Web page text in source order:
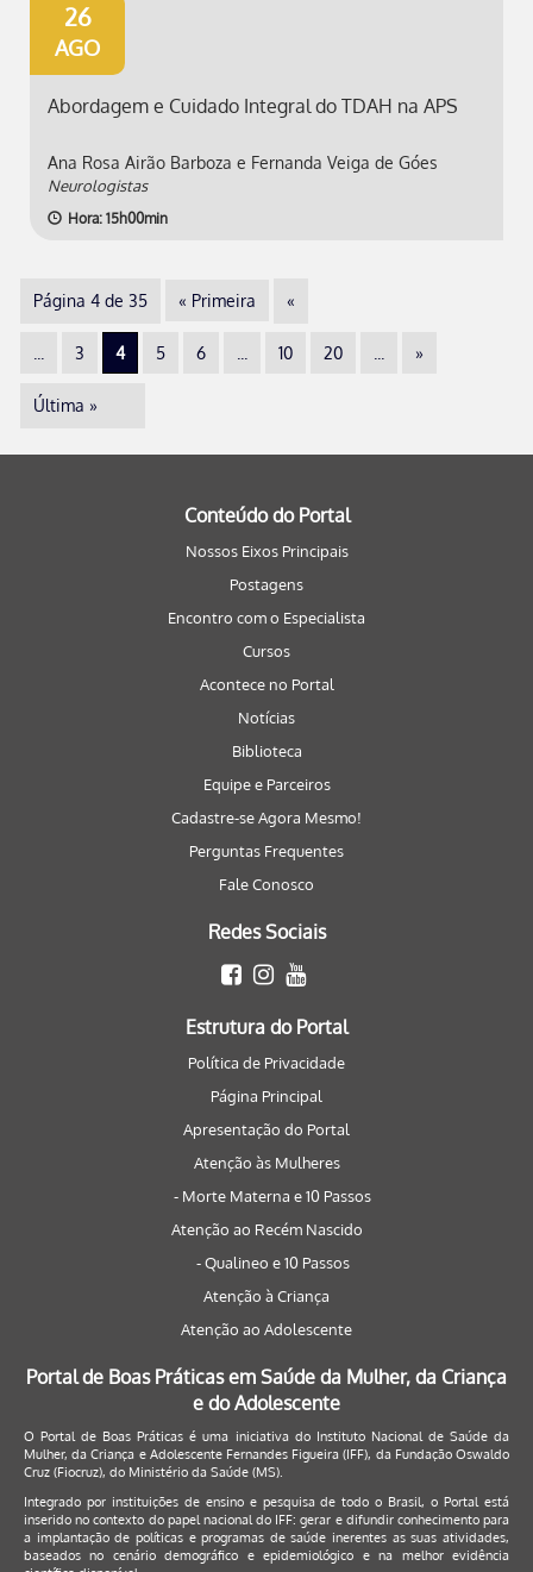
26
AGO
Abordagem e Cuidado Integral do TDAH na APS
Ana Rosa Airão Barboza e Fernanda Veiga de Góes
Neurologistas
Hora: 15h00min
Página 4 de 35 « Primeira «
3 4 5 6 10 20 »
Última »
Conteúdo do Portal
Nossos Eixos Principais
Postagens
Encontro com o Especialista
Cursos
Acontece no Portal
Notícias
Biblioteca
Equipe e Parceiros
Cadastre-se Agora Mesmo!
Perguntas Frequentes
Fale Conosco
Redes Sociais
Estrutura do Portal
Política de Privacidade
Página Principal
Apresentação do Portal
Atenção às Mulheres
- Morte Materna e 10 Passos
Atenção ao Recém Nascido
- Qualineo e 10 Passos
Atenção à Criança
Atenção ao Adolescente
Portal de Boas Práticas em Saúde da Mulher, da Criança
e do Adolescente
O Portal de Boas Práticas é uma iniciativa do Instituto Nacional de Saúde da
Mulher, da Criança e Adolescente Fernandes Figueira (IFF), da Fundação Oswaldo
Cruz (Fiocruz), do Ministério da Saúde (MS).
Integrado por instituições de ensino e pesquisa de todo o Brasil, o Portal está
inserido no contexto do papel nacional do IFF: gerar e difundir conhecimento para
a implantação de políticas e programas de saúde inerentes as suas atividades,
baseados no cenário demográfico e epidemiológico e na melhor evidência